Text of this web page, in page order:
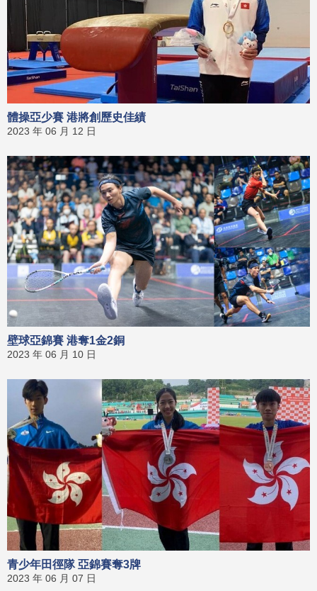
體操亞少賽 港將創歷史佳績
2023 年 06 月 12 日
壁球亞錦賽 港奪1金2銅
2023 年 06 月 10 日
青少年田徑隊 亞錦賽奪3牌
2023 年 06 月 07 日